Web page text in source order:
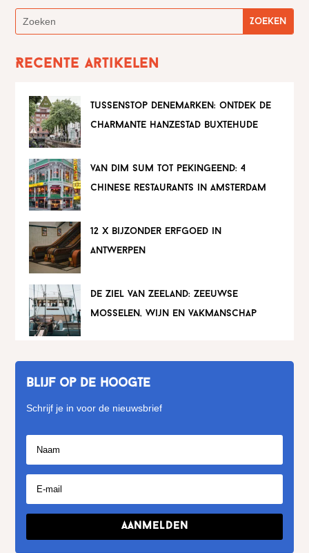
Recente artikelen
tussenstop denemarken: ontdek de
charmante hanzestad buxtehude
van dim sum tot pekingeend: 4
chinese restaurants in amsterdam
12 x bijzonder erfgoed in
antwerpen
de ziel van zeeland: zeeuwse
mosselen, wijn en vakmanschap
Blijf op de hoogte
Schrijf je in voor de nieuwsbrief
Aanmelden